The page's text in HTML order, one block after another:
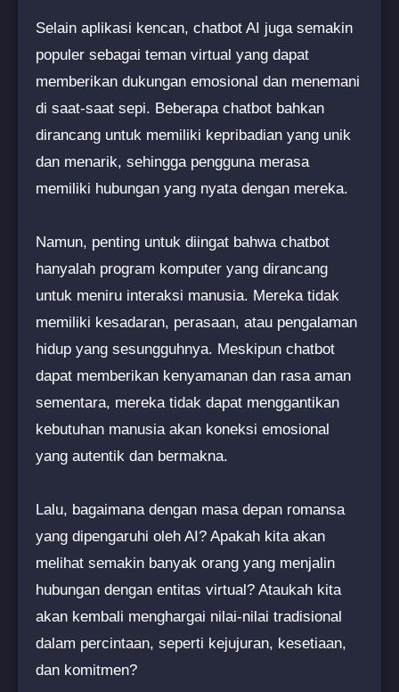
Selain aplikasi kencan, chatbot AI juga semakin
populer sebagai teman virtual yang dapat
memberikan dukungan emosional dan menemani
di saat-saat sepi. Beberapa chatbot bahkan
dirancang untuk memiliki kepribadian yang unik
dan menarik, sehingga pengguna merasa
memiliki hubungan yang nyata dengan mereka.
Namun, penting untuk diingat bahwa chatbot
hanyalah program komputer yang dirancang
untuk meniru interaksi manusia. Mereka tidak
memiliki kesadaran, perasaan, atau pengalaman
hidup yang sesungguhnya. Meskipun chatbot
dapat memberikan kenyamanan dan rasa aman
sementara, mereka tidak dapat menggantikan
kebutuhan manusia akan koneksi emosional
yang autentik dan bermakna.
Lalu, bagaimana dengan masa depan romansa
yang dipengaruhi oleh AI? Apakah kita akan
melihat semakin banyak orang yang menjalin
hubungan dengan entitas virtual? Ataukah kita
akan kembali menghargai nilai-nilai tradisional
dalam percintaan, seperti kejujuran, kesetiaan,
dan komitmen?